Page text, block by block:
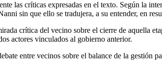
las críticas expresadas en el texto. Según la
sin que ello se tradujera, a su entender, en
crítica del vecino sobre el cierre de aquella
actores vinculados al gobierno anterior.
entre vecinos sobre el balance de la gestión